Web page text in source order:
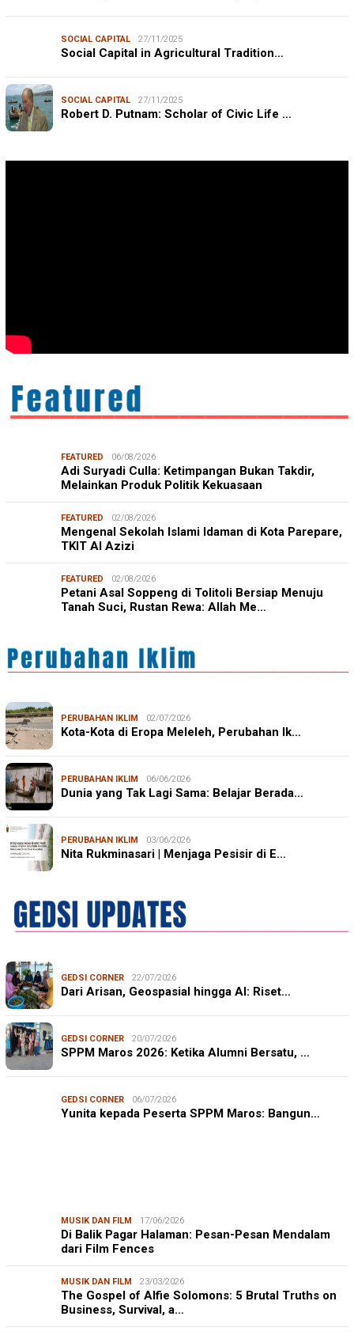
SOCIAL CAPITAL 27/11/2025
Social Capital in Agricultural Tradition…
SOCIAL CAPITAL 27/11/2025
Robert D. Putnam: Scholar of Civic Life …
FEATURED 06/08/2026
Adi Suryadi Culla: Ketimpangan Bukan Takdir,
Melainkan Produk Politik Kekuasaan
FEATURED 02/08/2026
Mengenal Sekolah Islami Idaman di Kota Parepare,
TKIT Al Azizi
FEATURED 02/08/2026
Petani Asal Soppeng di Tolitoli Bersiap Menuju
Tanah Suci, Rustan Rewa: Allah Me…
PERUBAHAN IKLIM 02/07/2026
Kota-Kota di Eropa Meleleh, Perubahan Ik…
PERUBAHAN IKLIM 06/06/2026
Dunia yang Tak Lagi Sama: Belajar Berada…
PERUBAHAN IKLIM 03/06/2026
Nita Rukminasari | Menjaga Pesisir di E…
GEDSI CORNER 22/07/2026
Dari Arisan, Geospasial hingga AI: Riset…
GEDSI CORNER 20/07/2026
SPPM Maros 2026: Ketika Alumni Bersatu, …
GEDSI CORNER 06/07/2026
Yunita kepada Peserta SPPM Maros: Bangun…
MUSIK DAN FILM 17/06/2026
Di Balik Pagar Halaman: Pesan-Pesan Mendalam
dari Film Fences
MUSIK DAN FILM 23/03/2026
The Gospel of Alfie Solomons: 5 Brutal Truths on
Business, Survival, a…